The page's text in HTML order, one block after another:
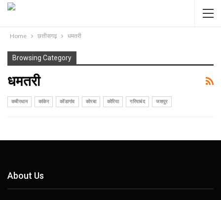
Home छत्तीसगढ़ धमतरी
Browsing Category
धमतरी
कबीरधाम कांकेर कोंडागांव कोरबा कोरिया गरियाबंद जशपुर
About Us